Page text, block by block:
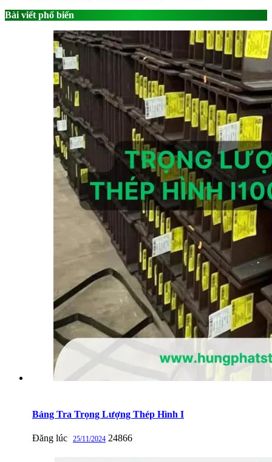
Bài viết phổ biến
Bảng Tra Trọng Lượng Thép Hình I
Đăng lúc 25/11/2024 24866